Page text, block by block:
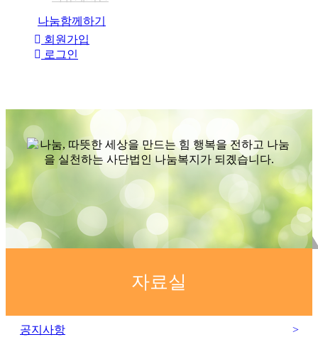
나눔함께하기
회원가입
로그인
자료실
공지사항 >